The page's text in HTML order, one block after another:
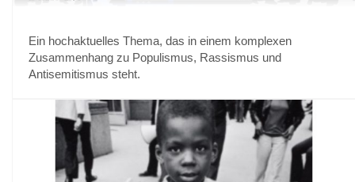
Ein hochaktuelles Thema, das in einem komplexen
Zusammenhang zu Populismus, Rassismus und
Antisemitismus steht.